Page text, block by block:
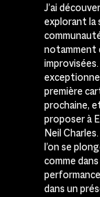
J’ai
explorant la
notamment
première
prochaine,
proposer à
Neil
l’on se
comme
dans un